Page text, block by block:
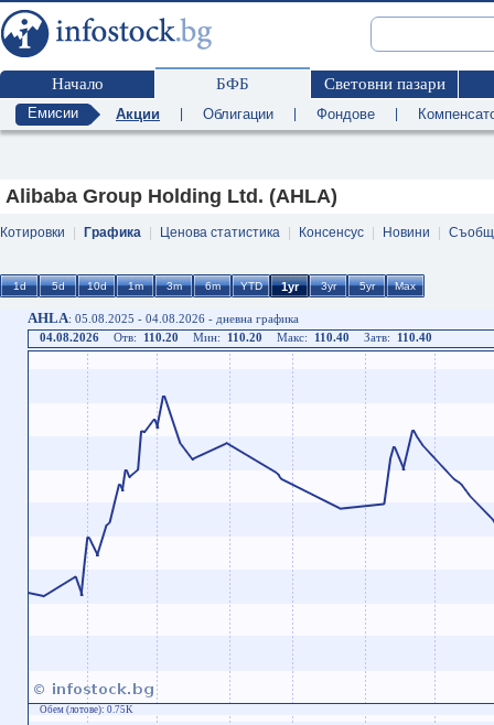
Начало БФБ Световни пазари
Емисии Акции Облигации Фондове
Alibaba Group Holding Ltd. (AHLA)
Котировки Графика Ценова статистика Консенсус Новини
AHLA: 05.08.2025 - 04.08.2026 - дневна графика
04.08.2026
Отв: 110.20 Мин: 110.20 Макс: 110.40 Затв: 110.40
Обем (лотове): 0.75K